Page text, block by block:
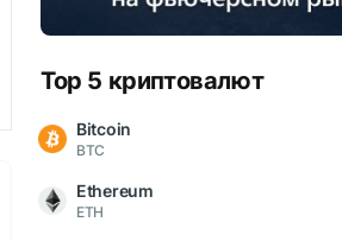
Top 5 криптовалют
Bitcoin
BTC
Ethereum
ETH